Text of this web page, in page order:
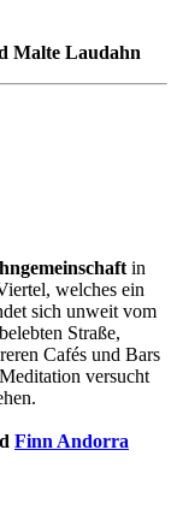
Malte Laudahn
in
welches ein
sich unweit vom
Straße,
Cafés und Bars
versucht
Finn Andorra